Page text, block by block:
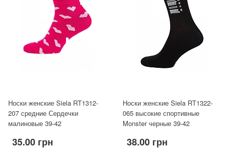
Носки женские Siela RT1312-
207 средние Сердечки
малиновые 39-42
35.00 грн
Носки женские Siela RT1322-
065 высокие спортивные
Monster черные 39-42
38.00 грн